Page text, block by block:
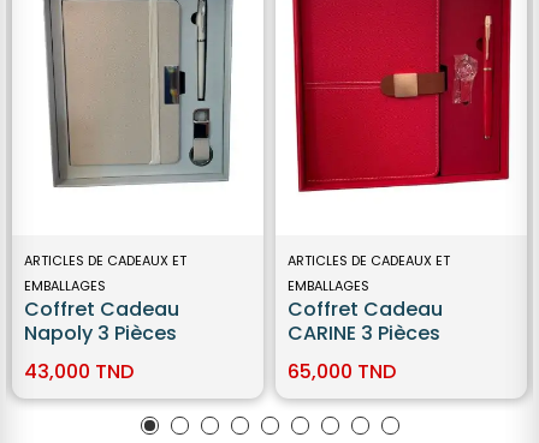
ARTICLES DE CADEAUX ET
EMBALLAGES
Coffret Cadeau
Napoly 3 Pièces
43,000 TND
ARTICLES DE CADEAUX ET
EMBALLAGES
Coffret Cadeau
CARINE 3 Pièces
65,000 TND